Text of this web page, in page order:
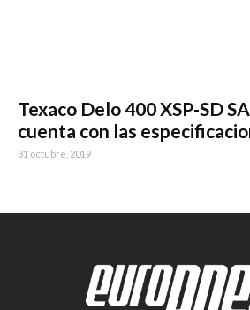
Texaco Delo 400 XSP-SD
cuenta con las
31 octubre, 2019